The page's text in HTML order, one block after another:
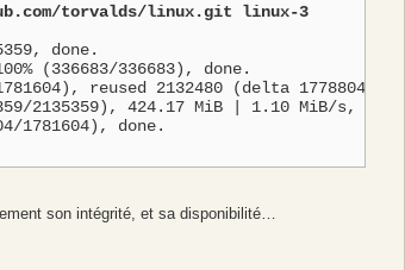
torvalds/linux.git linux-3
done.
(336683/336683), done.
reused 2132480 (delta 1778804)
2135359), 424.17 MiB | 1.10 MiB/s, done.
1781604), done.
son intégrité, et sa disponibilité…